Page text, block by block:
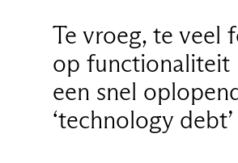
Te vroeg, te veel
op
een snel
‘technology debt’